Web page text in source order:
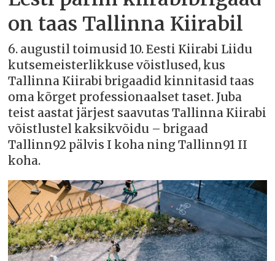
on taas Tallinna Kiirabil
6. augustil toimusid 10. Eesti Kiirabi Liidu
kutsemeisterlikkuse võistlused, kus
Tallinna Kiirabi brigaadid kinnitasid taas
oma kõrget professionaalset taset. Juba
teist aastat järjest saavutas Tallinna Kiirabi
võistlustel kaksikvõidu – brigaad
Tallinn92 pälvis I koha ning Tallinn91 II
koha.